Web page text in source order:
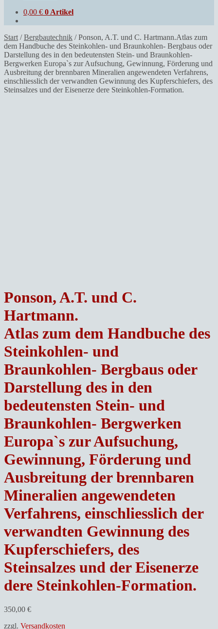
0,00 € 0 Artikel
Start /Bergbautechnik /Ponson, A.T. und C. Hartmann.Atlas zum
dem Handbuche des Steinkohlen- und Braunkohlen- Bergbaus oder
Darstellung des in den bedeutensten Stein- und Braunkohlen-
Bergwerken Europa`s zur Aufsuchung, Gewinnung, Förderung und
Ausbreitung der brennbaren Mineralien angewendeten Verfahrens,
einschliesslich der verwandten Gewinnung des Kupferschiefers, des
Steinsalzes und der Eisenerze dere Steinkohlen-Formation.
Ponson, A.T. und C.
Hartmann.
Atlas zum dem Handbuche des
Steinkohlen- und
Braunkohlen- Bergbaus oder
Darstellung des in den
bedeutensten Stein- und
Braunkohlen- Bergwerken
Europa`s zur Aufsuchung,
Gewinnung, Förderung und
Ausbreitung der brennbaren
Mineralien angewendeten
Verfahrens, einschliesslich der
verwandten Gewinnung des
Kupferschiefers, des
Steinsalzes und der Eisenerze
dere Steinkohlen-Formation.
350,00 €
zzgl. Versandkosten